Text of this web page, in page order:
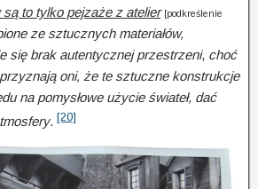
to tylko pejzaże z atelier [podkreślenie
ze sztucznych materiałów,
się brak autentycznej przestrzeni, choć
oni, że te sztuczne konstrukcje
na pomysłowe użycie świateł, dać
. [20]